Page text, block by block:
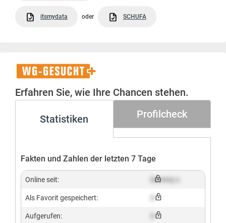
itsmydata oder SCHUFA
WG-
Gesucht+
Erfahren Sie, wie Ihre Chancen stehen.
Statistiken Profilcheck
Fakten und Zahlen der letzten 7 Tage
Online seit: Dummy x
Als Favorit gespeichert:
Aufgerufen: